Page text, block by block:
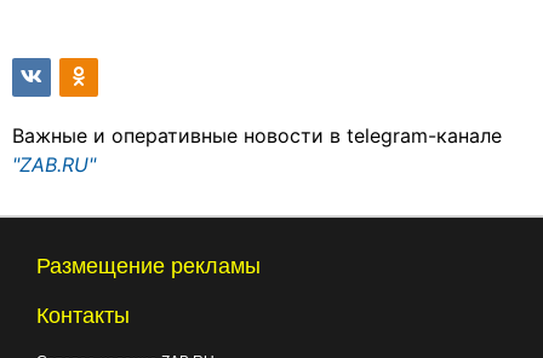
Важные и оперативные новости в telegram-канале
"ZAB.RU"
Размещение рекламы
Контакты